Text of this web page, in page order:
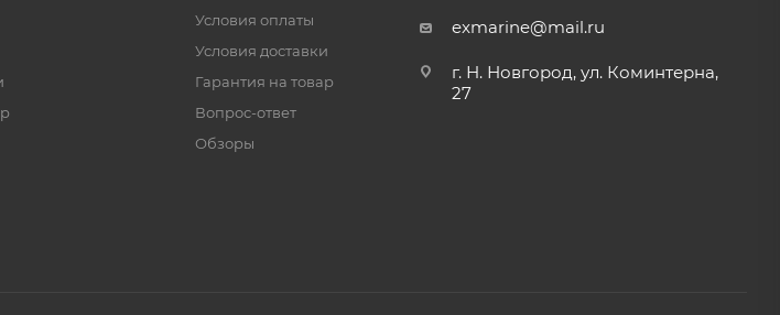
Условия оплаты
Условия доставки
Гарантия на товар
Вопрос-ответ
Обзоры
exmarine@mail.ru
г. Н. Новгород, ул. Коминтерна,
27